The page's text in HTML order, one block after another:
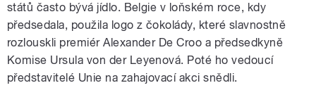
států často bývá jídlo. Belgie v loňském roce, kdy
předsedala, použila logo z čokolády, které slavnostně
rozlouskli premiér Alexander De Croo a předsedkyně
Komise Ursula von der Leyenová. Poté ho vedoucí
představitelé Unie na zahajovací akci snědli.